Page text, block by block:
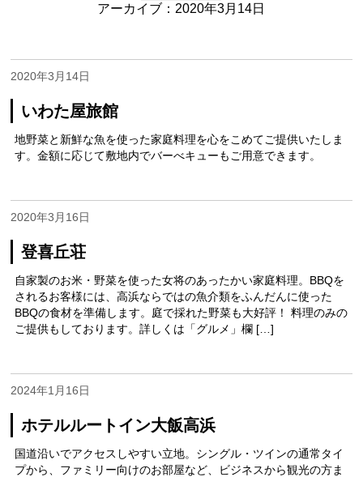
アーカイブ：2020年3月14日
いわた屋旅館
2020年3月14日
地野菜と新鮮な魚を使った家庭料理を心をこめてご提供いたしま
す。金額に応じて敷地内でバーべキューもご用意できます。
登喜丘荘
2020年3月16日
自家製のお米・野菜を使った女将のあったかい家庭料理。BBQを
されるお客様には、高浜ならではの魚介類をふんだんに使った
BBQの食材を準備します。庭で採れた野菜も大好評！ 料理のみの
ご提供もしております。詳しくは「グルメ」欄 […]
ホテルルートイン大飯高浜
2024年1月16日
国道沿いでアクセスしやすい立地。シングル・ツインの通常タイ
プから、ファミリー向けのお部屋など、ビジネスから観光の方ま